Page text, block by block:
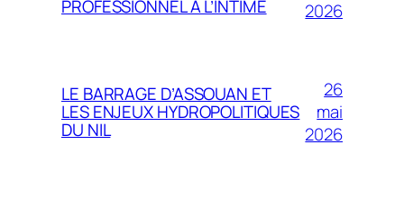
PROFESSIONNEL À L’INTIME
2026
LE BARRAGE D’ASSOUAN ET
LES ENJEUX HYDROPOLITIQUES
DU NIL
26
mai
2026